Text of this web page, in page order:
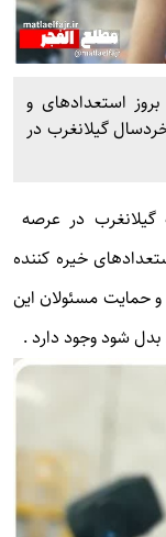
استعدادهای و
گیلانغرب در
گیلانغرب در عرصه
خیره کننده
و حمایت مسئولان این
شود وجود دارد .